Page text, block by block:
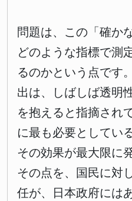
問題は、この「確か
どのような指標で測
るのかという点です
出は、しばしば透明
を抱えると指摘され
に最も必要としてい
その効果が最大限に
その点を、国民に対
任が、日本政府には